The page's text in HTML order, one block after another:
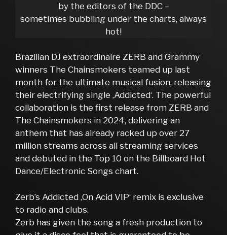
by the editors of the DDC –
sometimes bubbling under the charts, always
hot!
Brazilian DJ extraordinaire ZERB and Grammy
winners The Chainsmokers teamed up last
month for the ultimate musical fusion, releasing
their electrifying single ‚Addicted‘. The powerful
collaboration is the first release from ZERB and
The Chainsmokers in 2024, delivering an
anthem that has already racked up over 27
million streams across all streaming services
and debuted in the Top 10 on the Billboard Hot
Dance/Electronic Songs chart.
Zerb’s Addicted ‚On Acid VIP‘ remix is exclusive
to radio and clubs.
Zerb has given the song a fresh production to